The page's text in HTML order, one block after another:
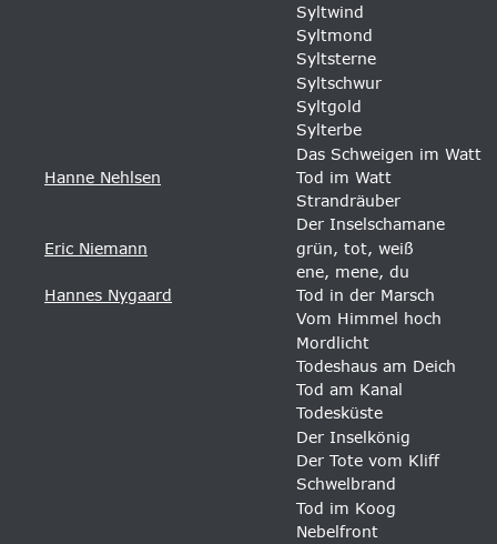
Syltwind
Syltmond
Syltsterne
Syltschwur
Syltgold
Sylterbe
Das Schweigen im Watt
Hanne Nehlsen
Tod im Watt
Strandräuber
Der Inselschamane
Eric Niemann
grün, tot, weiß
ene, mene, du
Hannes Nygaard
Tod in der Marsch
Vom Himmel hoch
Mordlicht
Todeshaus am Deich
Tod am Kanal
Todesküste
Der Inselkönig
Der Tote vom Kliff
Schwelbrand
Tod im Koog
Nebelfront